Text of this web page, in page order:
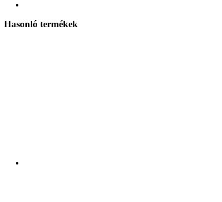
Hasonló termékek